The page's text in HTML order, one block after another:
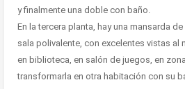
y finalmente una doble con baño.
En la tercera planta, hay una mansarda
sala polivalente, con excelentes vistas al
en biblioteca, en salón de juegos, en
transformarla en otra habitación con su